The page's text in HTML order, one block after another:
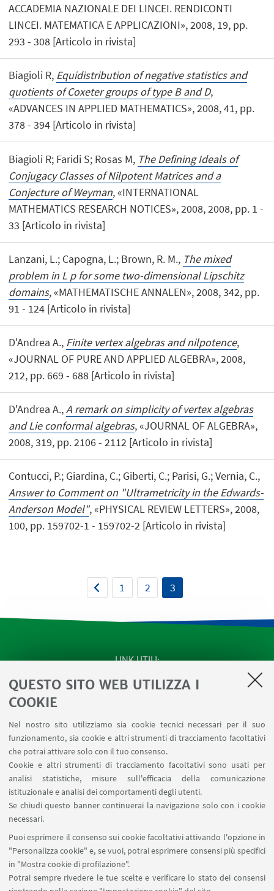
QUESTO SITO WEB UTILIZZA I
COOKIE
Nel nostro sito utilizziamo sia cookie tecnici necessari per il suo
funzionamento, sia cookie e altri strumenti di tracciamento facoltativi
che potrai attivare solo con il tuo consenso.
Cookie e altri strumenti di tracciamento facoltativi sono usati per
analisi statistiche, misure sull'efficacia della comunicazione
istituzionale e analisi dei comportamenti degli utenti.
Se chiudi questo banner continuerai la navigazione solo con i cookie
necessari.
Puoi esprimere il consenso sui cookie facoltativi attivando l'opzione in
"Personalizza cookie" e, se vuoi, potrai esprimere consensi più specifici
in "Mostra cookie di profilazione".
Potrai sempre rivedere le tue scelte e verificare lo stato dei consensi
ACCADEMIA NAZIONALE DEI LINCEI. RENDICONTI
LINCEI. MATEMATICA E APPLICAZIONI», 2008, 19, pp.
293 - 308 [Articolo in rivista]
Biagioli R, Equidistribution of negative statistics and
quotients of Coxeter groups of type B and D,
«ADVANCES IN APPLIED MATHEMATICS», 2008, 41, pp.
378 - 394 [Articolo in rivista]
Biagioli R; Faridi S; Rosas M, The Defining Ideals of
Conjugacy Classes of Nilpotent Matrices and a
Conjecture of Weyman, «INTERNATIONAL
MATHEMATICS RESEARCH NOTICES», 2008, 2008, pp. 1 -
33 [Articolo in rivista]
Lanzani, L.; Capogna, L.; Brown, R. M., The mixed
problem in L p for some two-dimensional Lipschitz
domains, «MATHEMATISCHE ANNALEN», 2008, 342, pp.
91 - 124 [Articolo in rivista]
D'Andrea A., Finite vertex algebras and nilpotence,
«JOURNAL OF PURE AND APPLIED ALGEBRA», 2008,
212, pp. 669 - 688 [Articolo in rivista]
D'Andrea A.,A remark on simplicity of vertex algebras
and Lie conformal algebras, «JOURNAL OF ALGEBRA»,
2008, 319, pp. 2106 - 2112 [Articolo in rivista]
Contucci, P.; Giardina, C.; Giberti, C.; Parisi, G.; Vernia, C.,
Answer to Comment on "Ultrametricity in the Edwards-
Anderson Model", «PHYSICAL REVIEW LETTERS», 2008,
100, pp. 159702-1 - 159702-2 [Articolo in rivista]
1 2 3
LINK UTILI
SEMINARI del Dipartimento
MAT info - Informazioni per gli afferenti al Dipartimento
SERVIZI ONLINE interni
Carta dei servizi
SEGUI IL DIPARTIMENTO SU:
SEGUI UNIBO SU: